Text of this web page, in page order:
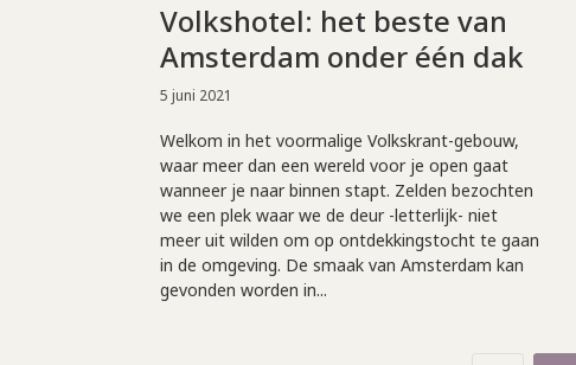
Volkshotel: het beste van
Amsterdam onder één dak
5 juni 2021
Welkom in het voormalige Volkskrant-gebouw,
waar meer dan een wereld voor je open gaat
wanneer je naar binnen stapt. Zelden bezochten
we een plek waar we de deur -letterlijk- niet
meer uit wilden om op ontdekkingstocht te gaan
in de omgeving. De smaak van Amsterdam kan
gevonden worden in...